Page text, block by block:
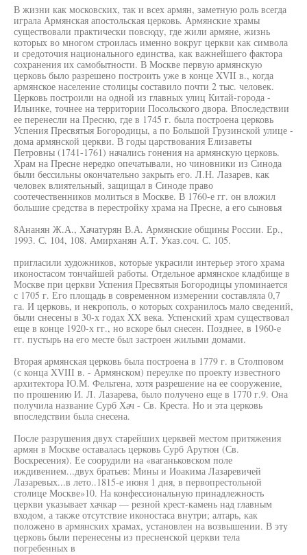
В жизни как московских, так и всех армян, заметную роль всегда
играла Армянская апостольская церковь. Армянские храмы
существовали практически повсюду, где жили армяне, жизнь
которых во многом строилась именно вокруг церкви как символа
и средоточия национального единства, как важнейшего фактора
сохранения их самобытности. В Москве первую армянскую
церковь было разрешено построить уже в конце XVII в., когда
армянское население столицы составило почти 2 тыс. человек.
Церковь построили на одной из главных улиц Китай-города -
Ильинке, точнее на территории Посольского двора. Впоследствии
ее перенесли на Пресню, где в 1745 г. была построена церковь
Успения Пресвятыя Богородицы, а по Большой Грузинской улице -
дома армянской церкви. В годы царствования Елизаветы
Петровны (1741-1761) начались гонения на армянскую церковь.
Храм на Пресне нередко опечатывали, но чиновники из Синода
были бессильны окончательно закрыть его. Л.Н. Лазарев, как
человек влиятельный, защищал в Синоде право
соотечественников молиться в Москве. В 1760-е гг. он вложил
большие средства в перестройку храма на Пресне, а его сыновья
8Ананян Ж.А., Хачатурян В.А. Армянские общины России. Ер.,
1993. С. 104, 108. Амирханян А.Т. Указ.соч. С. 105.
пригласили художников, которые украсили интерьер этого храма
иконостасом тончайшей работы. Отдельное армянское кладбище в
Москве при церкви Успения Пресвятыя Богородицы упоминается
с 1705 г. Его площадь в современном измерении составляла 0,7
га. И церковь, и некрополь, о которых сохранилось мало сведений,
были снесены в 30-х годах XX века. Успенский храм существовал
еще в конце 1920-х гг., но вскоре был снесен. Позднее, в 1960-е
гг. пустырь на его месте был застроен жилыми домами.
Вторая армянская церковь была построена в 1779 г. в Столповом
(с конца XVIII в. - Армянском) переулке по проекту известного
архитектора Ю.М. Фельтена, хотя разрешение на ее сооружение,
по прошению И. Л. Лазарева, было получено еще в 1770 г.9. Она
получила название Сурб Хач - Св. Креста. Но и эта церковь
впоследствии была снесена.
После разрушения двух старейших церквей местом притяжения
армян в Москве оставалась церковь Сурб Арутюн (Св.
Воскресения). Ее соорудили на «ваганьковском поле
иждивением...двух братьев: Мины и Иоакима Лазаревичей
Лазаревых...в лето..1815-е июня 1 дня, в первопрестольной
столице Москве»10. На конфессиональную принадлежность
церкви указывает хачкар — резной крест-камень над главным
входом, а также отсутствие иконостаса внутри; алтарь, как
положено в армянских храмах, установлен на возвышении. В эту
церковь были перенесены из пресненской церкви тела
погребенных в